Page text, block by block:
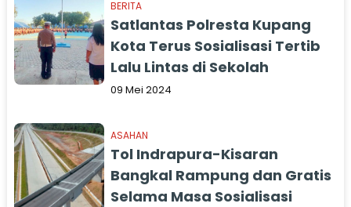
BERITA
Satlantas Polresta Kupang
Kota Terus Sosialisasi Tertib
Lalu Lintas di Sekolah
09 Mei 2024
ASAHAN
Tol Indrapura-Kisaran
Bangkal Rampung dan Gratis
Selama Masa Sosialisasi